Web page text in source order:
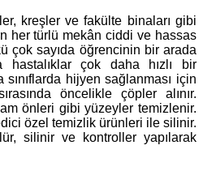
kreşler ve fakülte binaları gibi
her türlü mekân ciddi ve hassas
çok sayıda öğrencinin bir arada
hastalıklar çok daha hızlı bir
sınıflarda hijyen sağlanması için
öncelikle çöpler alınır.
önleri gibi yüzeyler temizlenir.
özel temizlik ürünleri ile silinir.
silinir ve kontroller yapılarak